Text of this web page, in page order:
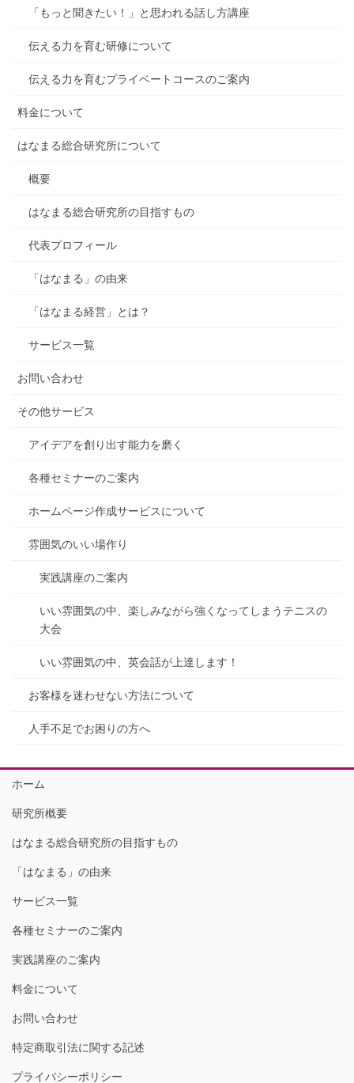
「もっと聞きたい！」と思われる話し方講座
伝える力を育む研修について
伝える力を育むプライベートコースのご案内
料金について
はなまる総合研究所について
概要
はなまる総合研究所の目指すもの
代表プロフィール
「はなまる」の由来
「はなまる経営」とは？
サービス一覧
お問い合わせ
その他サービス
アイデアを創り出す能力を磨く
各種セミナーのご案内
ホームページ作成サービスについて
雰囲気のいい場作り
実践講座のご案内
いい雰囲気の中、楽しみながら強くなってしまうテニスの
大会
いい雰囲気の中、英会話が上達します！
お客様を迷わせない方法について
人手不足でお困りの方へ
ホーム
研究所概要
はなまる総合研究所の目指すもの
「はなまる」の由来
サービス一覧
各種セミナーのご案内
実践講座のご案内
料金について
お問い合わせ
特定商取引法に関する記述
プライバシーポリシー